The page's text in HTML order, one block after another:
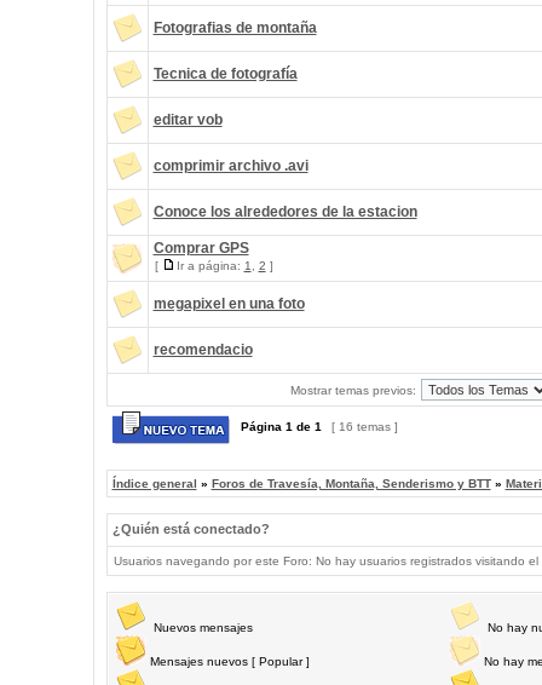
Fotografias de montaña
Tecnica de fotografía
editar vob
comprimir archivo .avi
Conoce los alrededores de la estacion
Comprar GPS
[ Ir a página: 1 2 ]
megapixel en una foto
recomendacio
Mostrar temas previos:
Página 1 de 1 [ 16 temas ]
Índice general » Foros de Travesía, Montaña, Senderismo y BTT»
¿Quién está conectado?
Usuarios navegando por este Foro: No hay usuarios registrados visitando
Nuevos mensajes
Mensajes nuevos [ Popular ]
No hay
No hay